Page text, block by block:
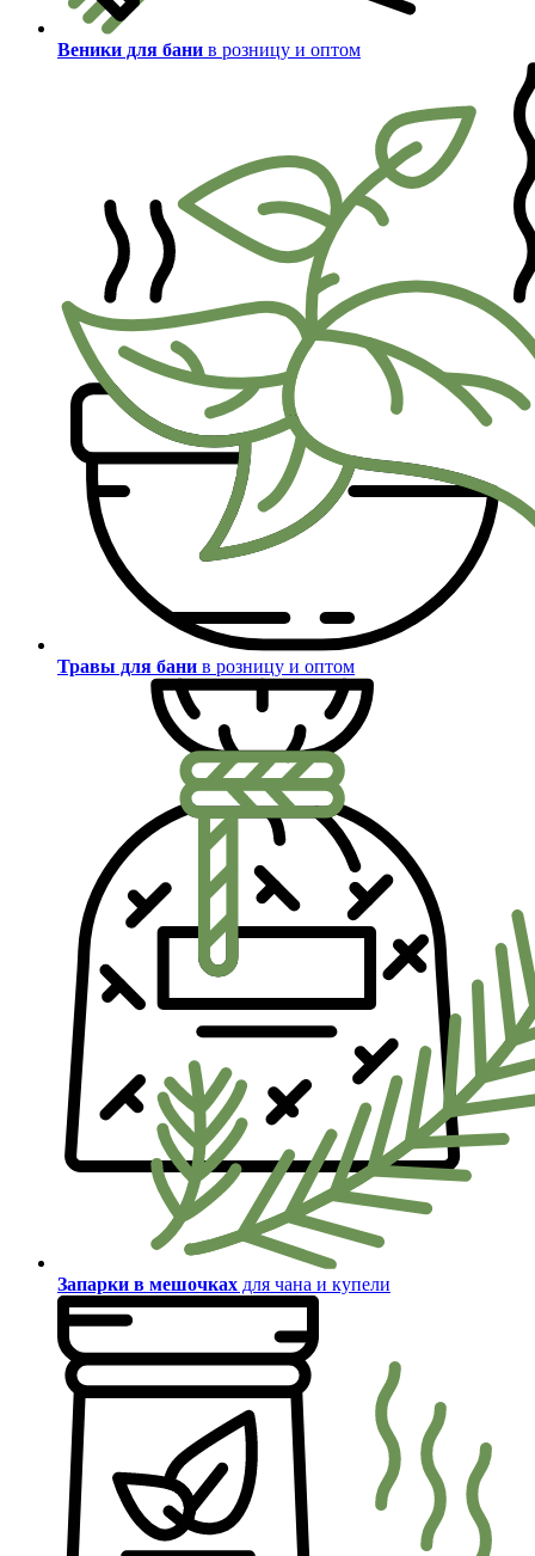
Веники для бани в розницу и оптом
Травы для бани в розницу и оптом
Запарки в мешочках для чана и купели